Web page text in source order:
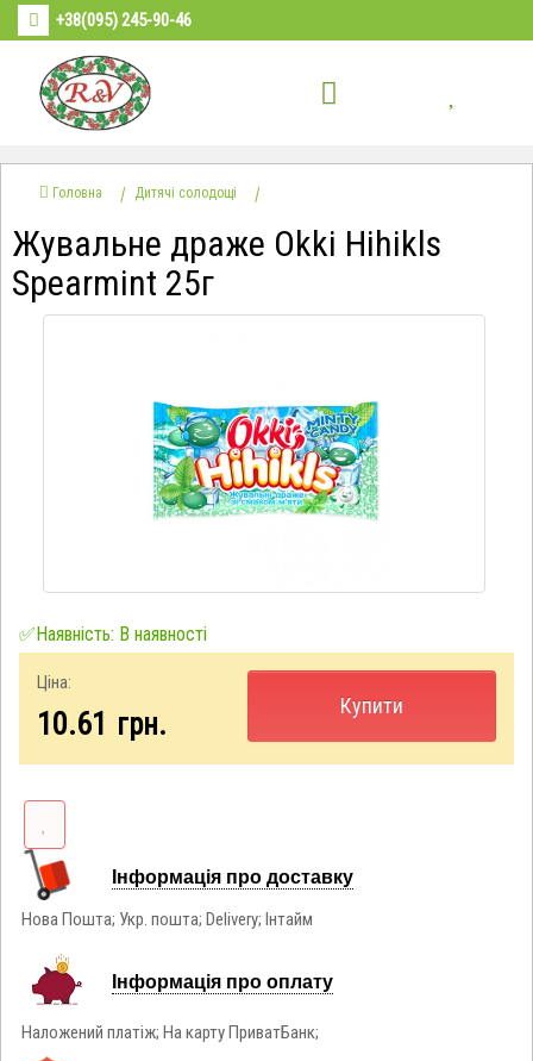
+38(095) 245-90-46
Головна Дитячі солодощі
Жувальне драже Okki Hihikls
Spearmint 25г
✅Наявність: В наявності
Ціна:
10.61 грн.
Купити
Інформація про доставку
Нова Пошта; Укр. пошта; Delivery; Інтайм
Інформація про оплату
Наложений платіж; На карту ПриватБанк;